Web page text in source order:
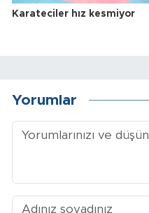
Karateciler hız kesmiyor
Yorumlar